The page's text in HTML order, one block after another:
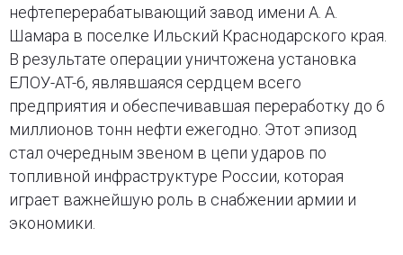
нефтеперерабатывающий завод имени А. А.
Шамара в поселке Ильский Краснодарского края.
В результате операции уничтожена установка
ЕЛОУ-AT-6, являвшаяся сердцем всего
предприятия и обеспечивавшая переработку до 6
миллионов тонн нефти ежегодно. Этот эпизод
стал очередным звеном в цепи ударов по
топливной инфраструктуре России, которая
играет важнейшую роль в снабжении армии и
экономики.